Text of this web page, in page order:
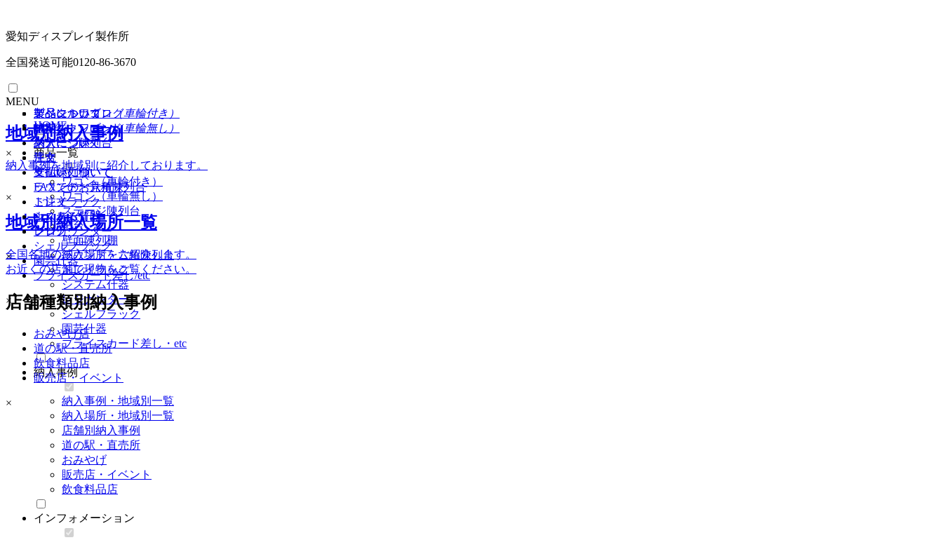
愛知ディスプレイ製作所
全国発送可能0120-86-3670
MENU
HOME
商品一覧
ワゴン（車輪付き）
ワゴン（車輪無し）
ステージ陳列台
平台
壁面陳列棚
ラウンド・六角陳列台
トレイラック
システム什器
レジカンター
シェルフラック
園芸什器
プライスカード差し・etc
納入事例
納入事例・地域別一覧
納入場所・地域別一覧
店舗別納入事例
道の駅・直売所
おみやげ
販売店・イベント
飲食料品店
インフォメーション
イベントワゴン（車輪付き）
イベントワゴン（車輪無し）
ステージ陳列台
平台
壁面陳列棚
ラウンド・六角陳列台
トレイラック
システム什器
レジカウンター
シェルフラック
園芸什器
プライスカード差し/etc
×
地域別納入事例
納入事例を地域別に紹介しております。
地域別納入場所一覧
全国各地の納入場所をご紹介します。
お近くの店舗で現物をご覧ください。
店舗種類別納入事例
おみやげ店
道の駅・直売所
飲食料品店
販売店・イベント
×
製品について
納期
納入について
注文
支払いについて
×
製品について
納期
納入について
注文
支払いについて
FAXでのお見積り
ご注文
よくある質問
ブログ
×
デジタルカタログ
PDFダウンロード
×